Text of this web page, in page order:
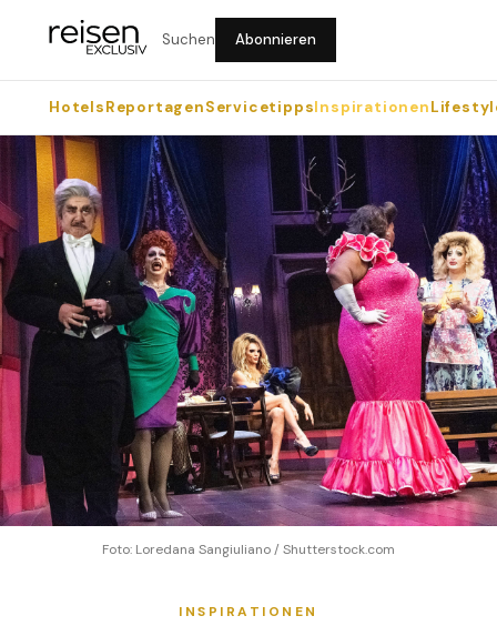
Suchen Abonnieren
HotelsReportagenServicetippsInspirationen
Foto: Loredana Sangiuliano / Shutterstock.com
INSPIRATIONEN